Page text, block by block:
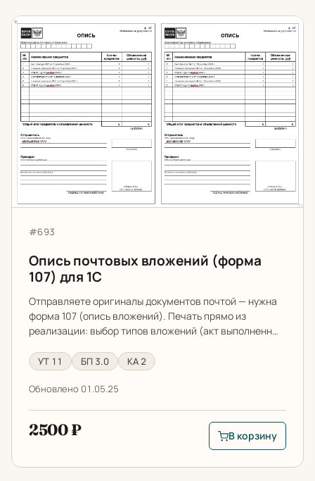
Опись почтовых вложений (форма 107) для 1С
Артикул:
#693
Опись почтовых вложений (форма
107) для 1С
Отправляете оригиналы документов почтой — нужна
форма 107 (опись вложений). Печать прямо из
реализации: выбор типов вложений (акт выполненн…
УТ 11 БП 3.0 КА 2
Обновлено 01.05.25
2500 ₽
В корзину: Опись
В корзину